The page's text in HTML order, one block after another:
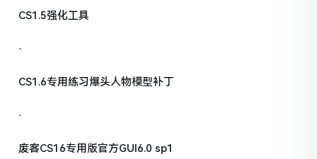
CS1.5强化工具
·
CS1.6专用练习爆头人物模型补丁
·
废客CS16专用版官方GUI6.0 sp1